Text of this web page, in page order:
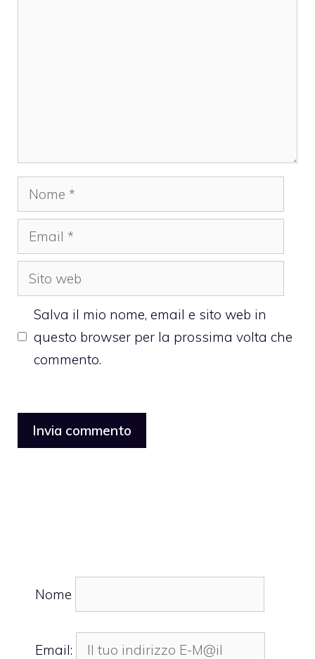
Nome
Email
Sito
web
Salva il mio nome, email e sito web in
questo browser per la prossima volta che
commento.
Nome
Email: